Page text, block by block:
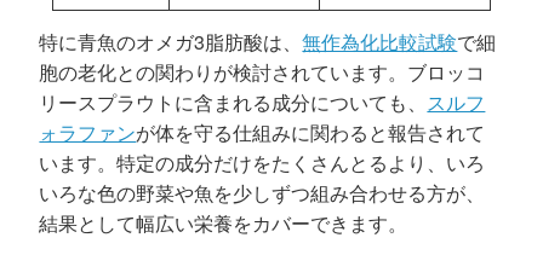
特に青魚のオメガ3脂肪酸は、無作為化比較試験で細
胞の老化との関わりが検討されています。ブロッコ
リースプラウトに含まれる成分についても、 スルフ
ォラファンが体を守る仕組みに関わると報告されて
います。特定の成分だけをたくさんとるより、いろ
いろな色の野菜や魚を少しずつ組み合わせる方が、
結果として幅広い栄養をカバーできます。